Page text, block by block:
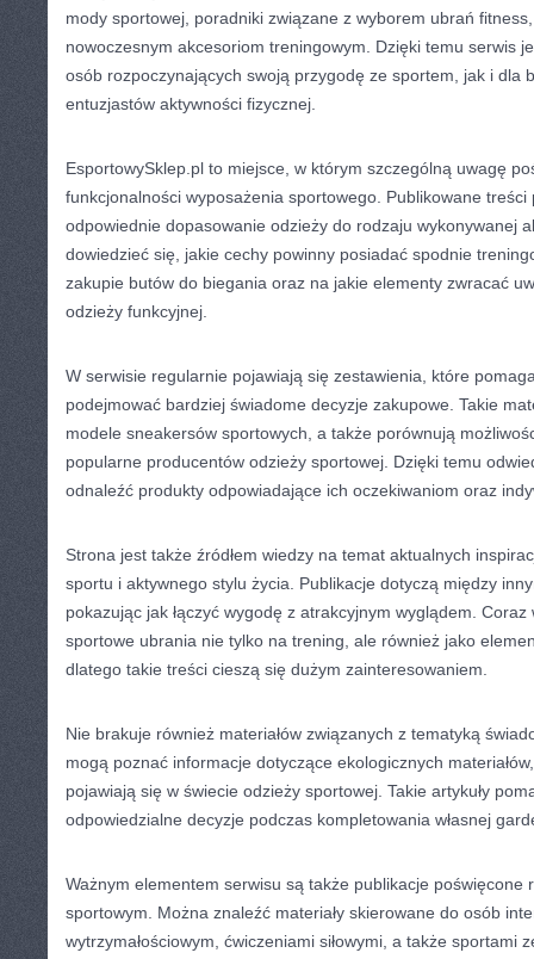
mody sportowej, poradniki związane z wyborem ubrań
nowoczesnym akcesoriom treningowym. Dzięki temu serwis
osób rozpoczynających swoją przygodę ze sportem, jak i dla
entuzjastów aktywności fizycznej.
EsportowySklep.pl to miejsce, w którym szczególną uwagę
funkcjonalności wyposażenia sportowego. Publikowane
odpowiednie dopasowanie odzieży do rodzaju wykonywanej
dowiedzieć się, jakie cechy powinny posiadać spodnie
zakupie butów do biegania oraz na jakie elementy zwracać
odzieży funkcyjnej.
W serwisie regularnie pojawiają się zestawienia, które
podejmować bardziej świadome decyzje zakupowe. Takie
modele sneakersów sportowych, a także porównują
popularne producentów odzieży sportowej. Dzięki temu
odnaleźć produkty odpowiadające ich oczekiwaniom oraz
Strona jest także źródłem wiedzy na temat aktualnych
sportu i aktywnego stylu życia. Publikacje dotyczą między
pokazując jak łączyć wygodę z atrakcyjnym wyglądem.
sportowe ubrania nie tylko na trening, ale również jako
dlatego takie treści cieszą się dużym zainteresowaniem.
Nie brakuje również materiałów związanych z tematyką
mogą poznać informacje dotyczące ekologicznych
pojawiają się w świecie odzieży sportowej. Takie artykuły
odpowiedzialne decyzje podczas kompletowania własnej
Ważnym elementem serwisu są także publikacje poświęcone
sportowym. Można znaleźć materiały skierowane do osób
wytrzymałościowym, ćwiczeniami siłowymi, a także sportami